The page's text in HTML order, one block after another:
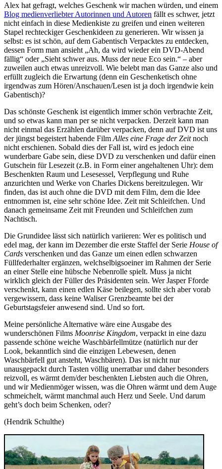
Alex hat gefragt, welches Geschenk wir machen würden, und einem
Blog medienverliebter Autorinnen und Autoren fällt es schwer, jetzt
nicht einfach in diese Medienkiste zu greifen und einen weiteren
Stapel rechteckiger Geschenkideen zu generieren. Wir wissen ja
selbst: es ist schön, auf dem Gabentisch Verpacktes zu entdecken,
dessen Form man ansieht „Ah, da wird wieder ein DVD-Abend
fällig“ oder „Sieht schwer aus. Muss der neue Eco sein.“ – aber
zuweilen auch etwas unreizvoll. Wie belebt man das Ganze also und
erfüllt zugleich die Erwartung (denn ein Geschenketisch ohne
irgendwas zum Hören/Anschauen/Lesen ist ja doch irgendwie kein
Gabentisch)?
Das schönste Geschenk ist eigentlich immer schön verbrachte Zeit,
und so etwas kann man per se nicht verpacken. Derzeit kann man
nicht einmal das Erzählen darüber verpacken, denn auf DVD ist uns
der jüngst begeistert habende Film Alles eine Frage der Zeitnoch
nicht erschienen. Sobald dies der Fall ist, wird es jedoch eine
wunderbare Gabe sein, diese DVD zu verschenken und dafür einen
Gutschein für Lesezeit (z.B. in Form einer angehaltenen Uhr): dem
Beschenkten Raum und Lesesessel, Verpflegung und Ruhe
anzurichten und Werke von Charles Dickens bereitzulegen. Wir
finden, das ist auch ohne die DVD mit dem Film, dem die Idee
entnommen ist, eine sehr schöne Idee. Zeit mit Schleifchen. Und
danach gemeinsame Zeit mit Freunden und Schleifchen zum
Nachtisch.
Die Grundidee lässt sich natürlich variieren: Wer es politisch und
edel mag, der kann im Dezember die erste Staffel der Serie House of
Cards verschenken und das Ganze um einen edlen schwarzen
Füllfederhalter ergänzen, welchselbigsoeiner im Rahmen der Serie
an einer Stelle eine hübsche Nebenrolle spielt. Muss ja nicht
wirklich gleich der Füller des Präsidenten sein. Wer Jasper Fforde
verschenkt, kann einen edlen Käse beilegen, sollte sich aber vorab
vergewissern, dass keine Waliser Grenzbeamte bei der
Geburtstagsfeier anwesend sind. Und so fort.
Meine persönliche Alternative wäre eine Ausgabe des
wunderschönen Films Moonrise Kingdom, verpackt in eine dazu
passende schöne weiche Waschbärfellmütze (natürlich nur der
Look, bekanntlich sind die einzigen Lebewesen, denen
Waschbärfell gut ansteht, Waschbären). Das ist nicht nur
unausgepackt durch Tasten völlig unerratbar und daher besonders
reizvoll, es wärmt dem/der beschenkten Liebsten auch die Ohren,
und wir Medienmöger wissen, was die Ohren wärmt und dem Auge
schmeichelt, wärmt manchmal auch Herz und Seele. Und darum
geht’s doch beim Schenken, oder?
(Hendrik Schulthe)